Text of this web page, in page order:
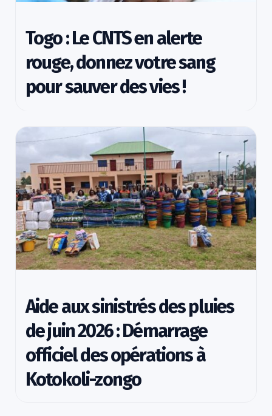
Togo : Le CNTS en alerte
rouge, donnez votre sang
pour sauver des vies !
Aide aux sinistrés des pluies
de juin 2026 : Démarrage
officiel des opérations à
Kotokoli-zongo